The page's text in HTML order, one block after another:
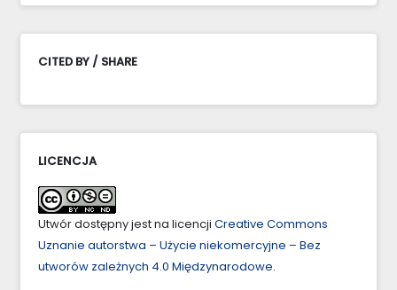
CITED BY / SHARE
LICENCJA
Utwór dostępny jest na licencji Creative Commons
Uznanie autorstwa – Użycie niekomercyjne – Bez
utworów zależnych 4.0 Międzynarodowe.